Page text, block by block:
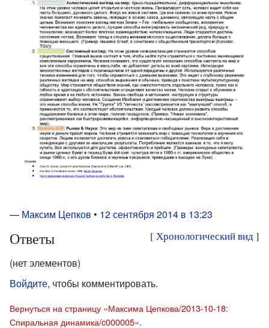
— Максим Цепков • 12 сентября 2014 в 13:23
[ Хронологический вид]
Ответы
(нет элементов)
Войдите, чтобы комментировать.
Вернуться на страницу «Максима Цепкова/2013-10-18:
Спиральная динамика/c000005».